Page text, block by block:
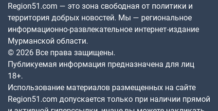
Region51.com — это зона свободная от политики и
территория добрых новостей. Мы — региональное
информационно-развлекательное интернет-издание
Мурманской области.
© 2026 Все права защищены.
Публикуемая информация предназначена для лиц
18+.
Использование материалов размещенных на сайте
Region51.com допускается только при наличии прямой